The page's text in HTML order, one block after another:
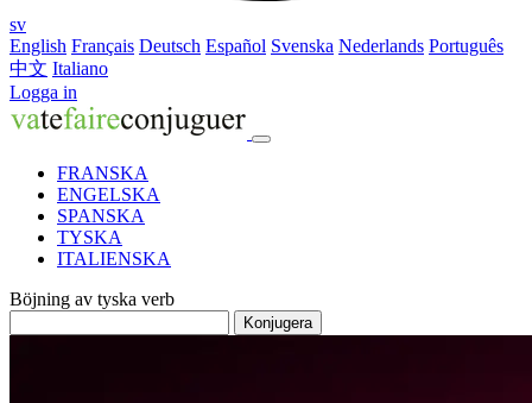
sv
English Français Deutsch Español Svenska Nederlands Português
中文 Italiano
Logga in
FRANSKA
ENGELSKA
SPANSKA
TYSKA
ITALIENSKA
Böjning av tyska verb